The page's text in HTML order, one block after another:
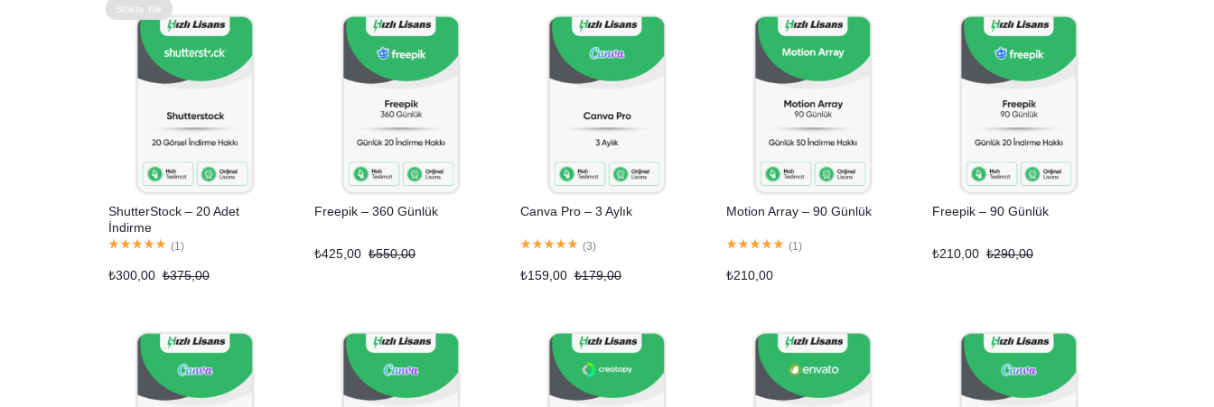
Stokta Yok
ShutterStock – 20 Adet
İndirme
(1 )
₺300,00 ₺375,00
Freepik – 360 Günlük
₺425,00 ₺550,00
Canva Pro – 3 Aylık
(3)
₺159,00 ₺179,00
Motion Array – 90 Günlük
(1 )
₺210,00
Freepik – 90 Günlük
₺210,00 ₺290,00